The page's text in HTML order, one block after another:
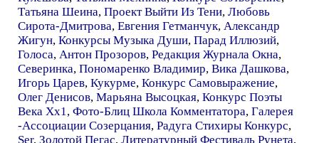
Татьяна Шеина, Проект Выйти Из Тени, Любовь
Сирота-Дмитрова, Евгения Гетманчук, Александр
Жигун, Конкурсы Музыка Души, Парад Иллюзий,
Голоса, Антон Прозоров, Редакция Журнала Окна,
Северинка, Пономаренко Владимир, Вика Дашкова,
Игорь Царев, Кукурме, Конкурс Самовыражение,
Олег Денисов, Марьяна Высоцкая, Конкурс Поэты
Века Хх1, Фото-Блиц Школа Комментатора, Галерея
-Ассоциации Созерцания, Радуга Стихиры Конкурс,
Ser, Золотой Пегас, Литературный Фестиваль Рунета,